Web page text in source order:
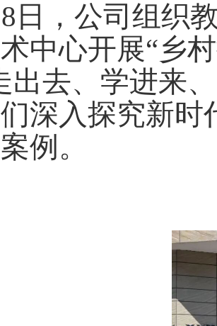
日，公司组织
中心开展“乡
出去、学进来
深入探究新时
例。